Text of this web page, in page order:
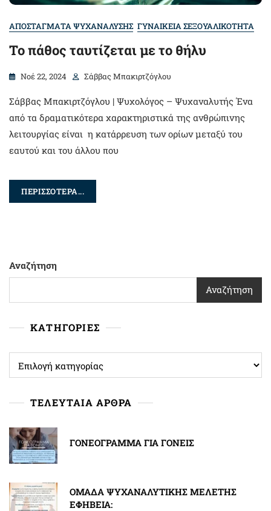
ΑΠΟΣΤΑΓΜΑΤΑ ΨΥΧΑΝΑΛΥΣΗΣ ΓΥΝΑΙΚΕΙΑ ΣΕΞΟΥΑΛΙΚΟΤΗΤΑ
Το πάθος ταυτίζεται με το θήλυ
Νοέ 22, 2024 Σάββας Μπακιρτζόγλου
Σάββας Μπακιρτζόγλου | Ψυχολόγος – Ψυχαναλυτής Ένα
από τα δραματικότερα χαρακτηριστικά της ανθρώπινης
λειτουργίας είναι η κατάρρευση των ορίων μεταξύ του
εαυτού και του άλλου που
ΠΕΡΙΣΣΟΤΕΡΑ...
Αναζήτηση
Αναζήτηση
ΚΑΤΗΓΟΡΙΕΣ
ΤΕΛΕΥΤΑΙΑ ΑΡΘΡΑ
ΓΟΝΕΟΓΡΑΜΜΑ ΓΙΑ ΓΟΝΕΙΣ
ΟΜΑΔΑ ΨΥΧΑΝΑΛΥΤΙΚΗΣ ΜΕΛΕΤΗΣ
ΕΦΗΒΕΙΑ: